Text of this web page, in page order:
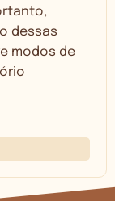
dessas
modos de